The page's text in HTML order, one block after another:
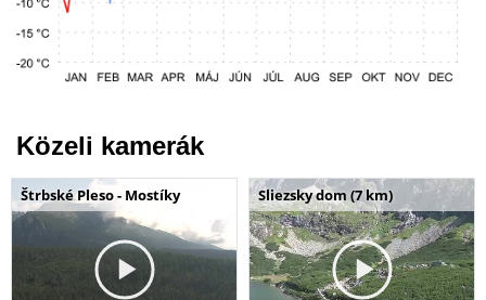
Közeli kamerák
Štrbské Pleso - Mostíky Sliezsky dom (7 km)